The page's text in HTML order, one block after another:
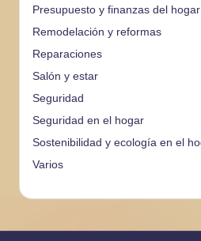
Presupuesto y finanzas del hogar
Remodelación y reformas
Reparaciones
Salón y estar
Seguridad
Seguridad en el hogar
Sostenibilidad y ecología en el
Varios